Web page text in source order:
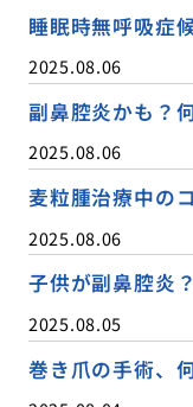
睡眠時無呼吸症
2025.08.06
副鼻腔炎かも？
2025.08.06
麦粒腫治療中の
2025.08.06
子供が副鼻腔炎
2025.08.05
巻き爪の手術、